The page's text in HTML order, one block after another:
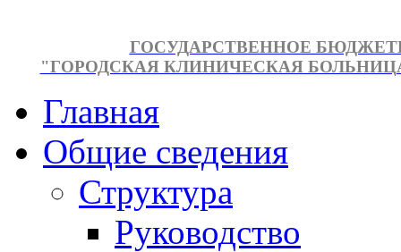
ГОСУДАРСТВЕННОЕ
"ГОРОДСКАЯ КЛИНИЧЕСКАЯ
Главная
Общие сведения
Структура
Руководство